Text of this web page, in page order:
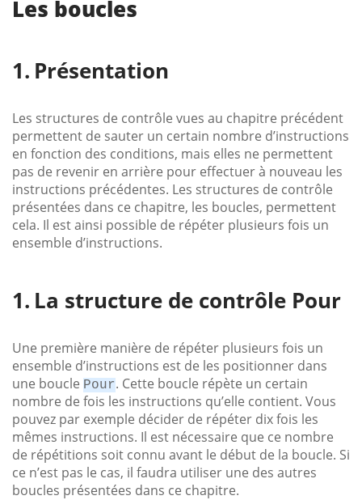
Les boucles
Présentation
Les structures de contrôle vues au chapitre précédent
permettent de sauter un certain nombre d’instructions
en fonction des conditions, mais elles ne permettent
pas de revenir en arrière pour effectuer à nouveau les
instructions précédentes. Les structures de contrôle
présentées dans ce chapitre, les boucles, permettent
cela. Il est ainsi possible de répéter plusieurs fois un
ensemble d’instructions.
La structure de contrôle Pour
Une première manière de répéter plusieurs fois un
ensemble d’instructions est de les positionner dans
une boucle Pour. Cette boucle répète un certain
nombre de fois les instructions qu’elle contient. Vous
pouvez par exemple décider de répéter dix fois les
mêmes instructions. Il est nécessaire que ce nombre
de répétitions soit connu avant le début de la boucle. Si
ce n’est pas le cas, il faudra utiliser une des autres
boucles présentées dans ce chapitre.